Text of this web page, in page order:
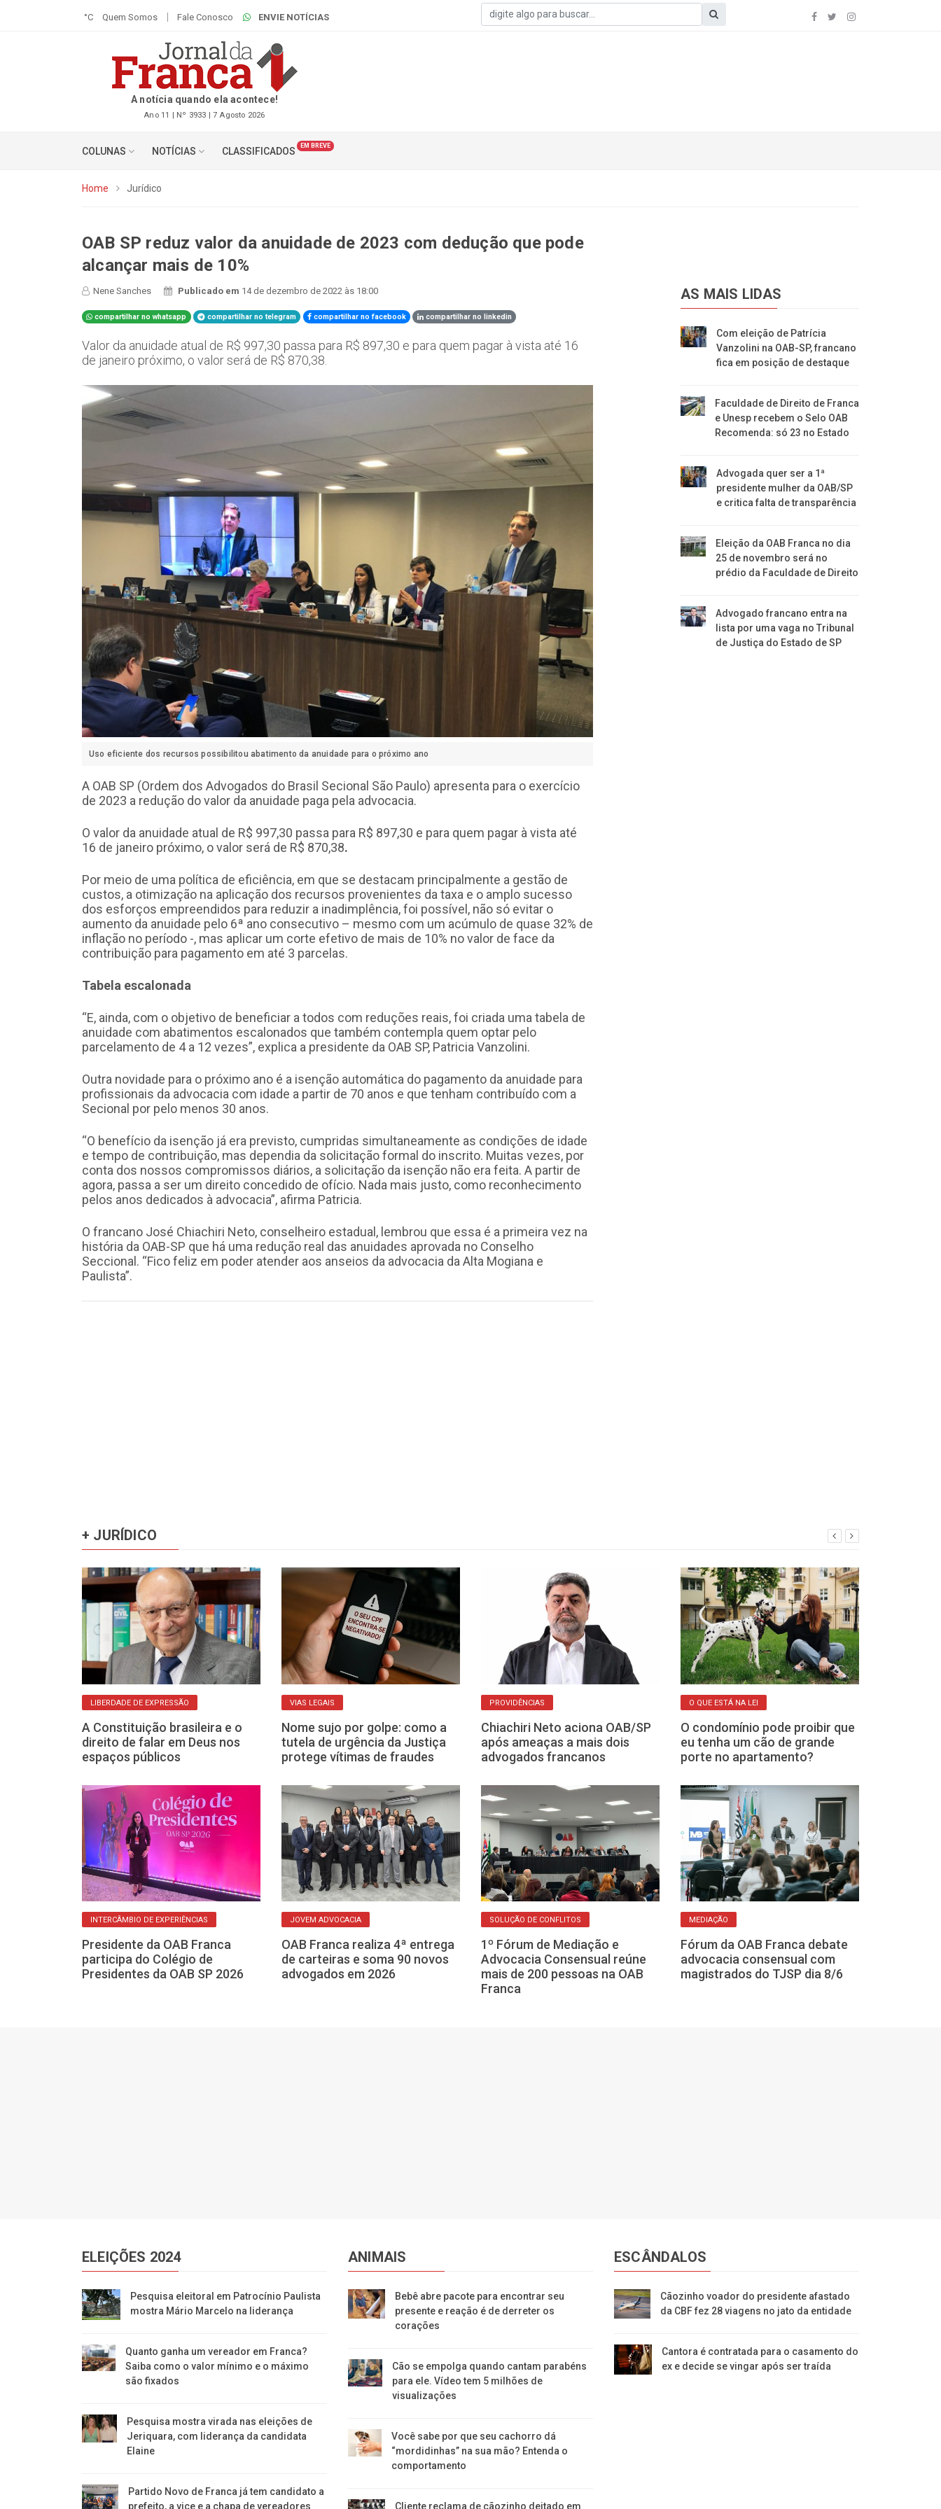
°C Quem Somos Fale Conosco ENVIE NOTÍCIAS
A notícia quando ela acontece!
Ano 11 | Nº 3933 | 7 Agosto 2026
COLUNAS NOTÍCIAS CLASSIFICADOS EM BREVE
Home Jurídico
OAB SP reduz valor da anuidade de 2023 com dedução que pode
alcançar mais de 10%
Nene Sanches Publicado em 14 de dezembro de 2022 às 18:00
compartilhar no whatsapp compartilhar no telegram compartilhar no facebook compartilhar no linkedin
Valor da anuidade atual de R$ 997,30 passa para R$ 897,30 e para quem pagar à vista até 16
de janeiro próximo, o valor será de R$ 870,38.
Uso eficiente dos recursos possibilitou abatimento da anuidade para o próximo ano
A OAB SP (Ordem dos Advogados do Brasil Secional São Paulo) apresenta para o exercício
de 2023 a redução do valor da anuidade paga pela advocacia.
O valor da anuidade atual de R$ 997,30 passa para R$ 897,30 e para quem pagar à vista até
16 de janeiro próximo, o valor será de R$ 870,38.
Por meio de uma política de eficiência, em que se destacam principalmente a gestão de
custos, a otimização na aplicação dos recursos provenientes da taxa e o amplo sucesso
dos esforços empreendidos para reduzir a inadimplência, foi possível, não só evitar o
aumento da anuidade pelo 6ª ano consecutivo – mesmo com um acúmulo de quase 32% de
inflação no período -, mas aplicar um corte efetivo de mais de 10% no valor de face da
contribuição para pagamento em até 3 parcelas.
Tabela escalonada
“E, ainda, com o objetivo de beneficiar a todos com reduções reais, foi criada uma tabela de
anuidade com abatimentos escalonados que também contempla quem optar pelo
parcelamento de 4 a 12 vezes”, explica a presidente da OAB SP, Patricia Vanzolini.
Outra novidade para o próximo ano é a isenção automática do pagamento da anuidade para
profissionais da advocacia com idade a partir de 70 anos e que tenham contribuído com a
Secional por pelo menos 30 anos.
“O benefício da isenção já era previsto, cumpridas simultaneamente as condições de idade
e tempo de contribuição, mas dependia da solicitação formal do inscrito. Muitas vezes, por
conta dos nossos compromissos diários, a solicitação da isenção não era feita. A partir de
agora, passa a ser um direito concedido de ofício. Nada mais justo, como reconhecimento
pelos anos dedicados à advocacia”, afirma Patricia.
O francano José Chiachiri Neto, conselheiro estadual, lembrou que essa é a primeira vez na
história da OAB-SP que há uma redução real das anuidades aprovada no Conselho
Seccional. “Fico feliz em poder atender aos anseios da advocacia da Alta Mogiana e
Paulista”.
AS MAIS LIDAS
Com eleição de Patrícia
Vanzolini na OAB-SP, francano
fica em posição de destaque
Faculdade de Direito de Franca
e Unesp recebem o Selo OAB
Recomenda: só 23 no Estado
Advogada quer ser a 1ª
presidente mulher da OAB/SP
e critica falta de transparência
Eleição da OAB Franca no dia
25 de novembro será no
prédio da Faculdade de Direito
Advogado francano entra na
lista por uma vaga no Tribunal
de Justiça do Estado de SP
+ JURÍDICO
LIBERDADE DE EXPRESSÃO
A Constituição brasileira e o
direito de falar em Deus nos
espaços públicos
VIAS LEGAIS
Nome sujo por golpe: como a
tutela de urgência da Justiça
protege vítimas de fraudes
PROVIDÊNCIAS
Chiachiri Neto aciona OAB/SP
após ameaças a mais dois
advogados francanos
O QUE ESTÁ NA LEI
O condomínio pode proibir que
eu tenha um cão de grande
porte no apartamento?
INTERCÂMBIO DE EXPERIÊNCIAS
Presidente da OAB Franca
participa do Colégio de
Presidentes da OAB SP 2026
JOVEM ADVOCACIA
OAB Franca realiza 4ª entrega
de carteiras e soma 90 novos
advogados em 2026
SOLUÇÃO DE CONFLITOS
1º Fórum de Mediação e
Advocacia Consensual reúne
mais de 200 pessoas na OAB
Franca
MEDIAÇÃO
Fórum da OAB Franca debate
advocacia consensual com
magistrados do TJSP dia 8/6
ELEIÇÕES 2024
Pesquisa eleitoral em Patrocínio Paulista
mostra Mário Marcelo na liderança
Quanto ganha um vereador em Franca?
Saiba como o valor mínimo e o máximo
são fixados
Pesquisa mostra virada nas eleições de
Jeriquara, com liderança da candidata
Elaine
Partido Novo de Franca já tem candidato a
prefeito, a vice e a chapa de vereadores
ANIMAIS
Bebê abre pacote para encontrar seu
presente e reação é de derreter os
corações
Cão se empolga quando cantam parabéns
para ele. Vídeo tem 5 milhões de
visualizações
Você sabe por que seu cachorro dá
“mordidinhas” na sua mão? Entenda o
comportamento
Cliente reclama de cãozinho deitado em
ESCÂNDALOS
Cãozinho voador do presidente afastado
da CBF fez 28 viagens no jato da entidade
Cantora é contratada para o casamento do
ex e decide se vingar após ser traída